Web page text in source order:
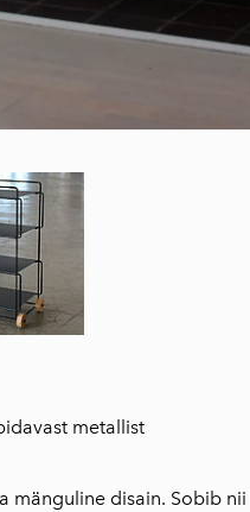
metallist
mänguline disain. Sobib nii